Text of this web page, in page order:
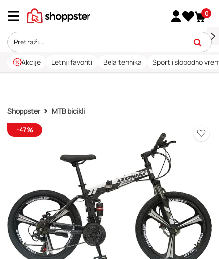
0
Akcije Letnji favoriti Bela tehnika Sport i slobodno
Shoppster
MTB bicikli
-47%